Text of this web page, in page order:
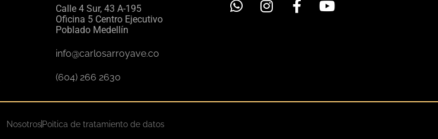
Calle 4 Sur, 43 A-195
Oficina 5 Centro Ejecutivo
Poblado Medellín
info@carlosarroyave.co
(604) 266 2630
NosotrosPoìtica de tratamiento de datos